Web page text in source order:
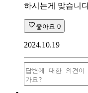
하시는게 맞습니
좋아요 0
2024.10.19